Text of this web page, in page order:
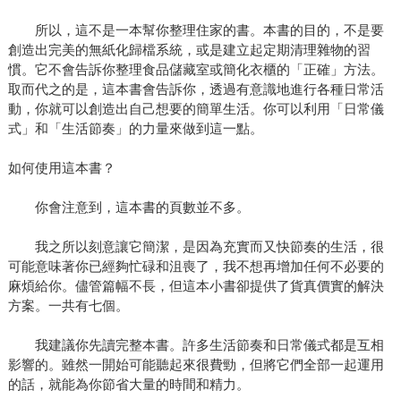
所以，這不是一本幫你整理住家的書。本書的目的，不是要
創造出完美的無紙化歸檔系統，或是建立起定期清理雜物的習
慣。它不會告訴你整理食品儲藏室或簡化衣櫃的「正確」方法。
取而代之的是，這本書會告訴你，透過有意識地進行各種日常活
動，你就可以創造出自己想要的簡單生活。你可以利用「日常儀
式」和「生活節奏」的力量來做到這一點。
如何使用這本書？
你會注意到，這本書的頁數並不多。
我之所以刻意讓它簡潔，是因為充實而又快節奏的生活，很
可能意味著你已經夠忙碌和沮喪了，我不想再增加任何不必要的
麻煩給你。儘管篇幅不長，但這本小書卻提供了貨真價實的解決
方案。一共有七個。
我建議你先讀完整本書。許多生活節奏和日常儀式都是互相
影響的。雖然一開始可能聽起來很費勁，但將它們全部一起運用
的話，就能為你節省大量的時間和精力。